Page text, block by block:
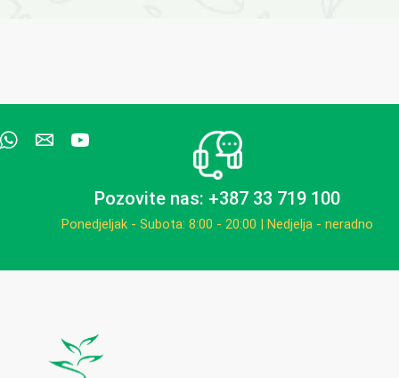
Pozovite nas: +387 33 719 100
Ponedjeljak - Subota: 8:00 - 20:00 | Nedjelja - neradno